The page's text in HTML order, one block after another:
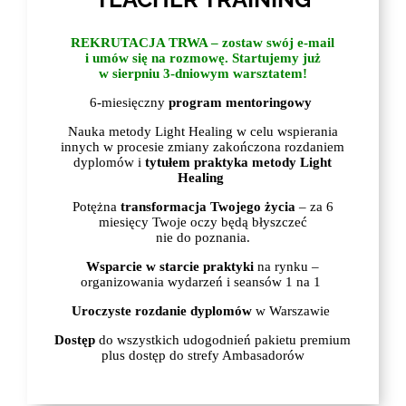
REKRUTACJA TRWA – zostaw swój e-mail
i umów się na rozmowę. Startujemy już
w sierpniu 3-dniowym warsztatem!
6-miesięczny program mentoringowy
Nauka metody Light Healing w celu wspierania
innych w procesie zmiany zakończona rozdaniem
dyplomów i tytułem praktyka metody Light
Healing
Potężna transformacja Twojego życia – za 6
miesięcy Twoje oczy będą błyszczeć
nie do poznania.
Wsparcie w starcie praktyki na rynku –
organizowania wydarzeń i seansów 1 na 1
Uroczyste rozdanie dyplomów w Warszawie
Dostęp do wszystkich udogodnień pakietu premium
plus dostęp do strefy Ambasadorów